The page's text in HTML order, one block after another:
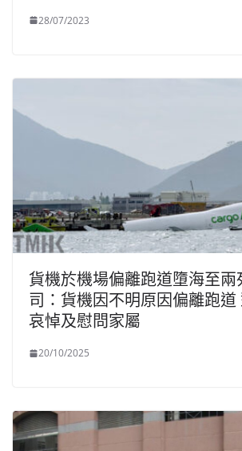
28/07/2023
貨機於機場偏離跑道墮海至兩
司：貨機因不明原因偏離跑道
哀悼及慰問家屬
20/10/2025